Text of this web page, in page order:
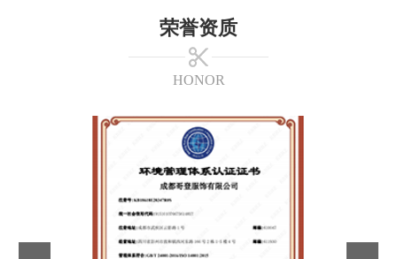
荣誉资质
HONOR